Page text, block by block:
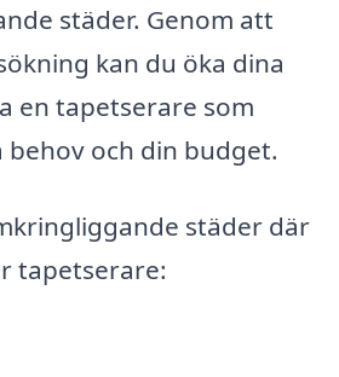
städer. Genom att
kan du öka dina
en tapetserare som
behov och din budget.
städer där
tapetserare: